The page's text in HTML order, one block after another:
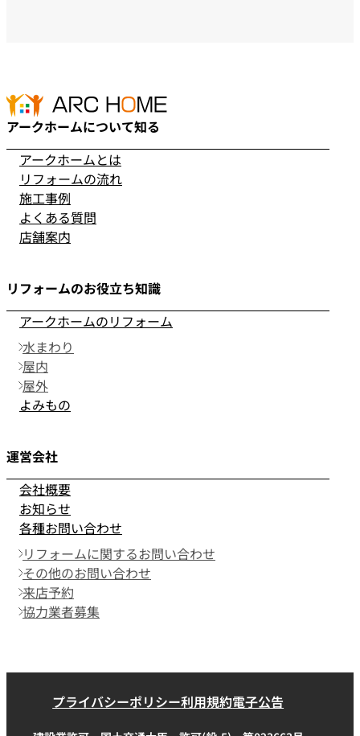
アークホームについて知る
アークホームとは
リフォームの流れ
施工事例
よくある質問
店舗案内
リフォームのお役立ち知識
アークホームのリフォーム
水まわり
屋内
屋外
よみもの
運営会社
会社概要
お知らせ
各種お問い合わせ
リフォームに関するお問い合わせ
その他のお問い合わせ
来店予約
協力業者募集
プライバシーポリシー利用規約電子公告